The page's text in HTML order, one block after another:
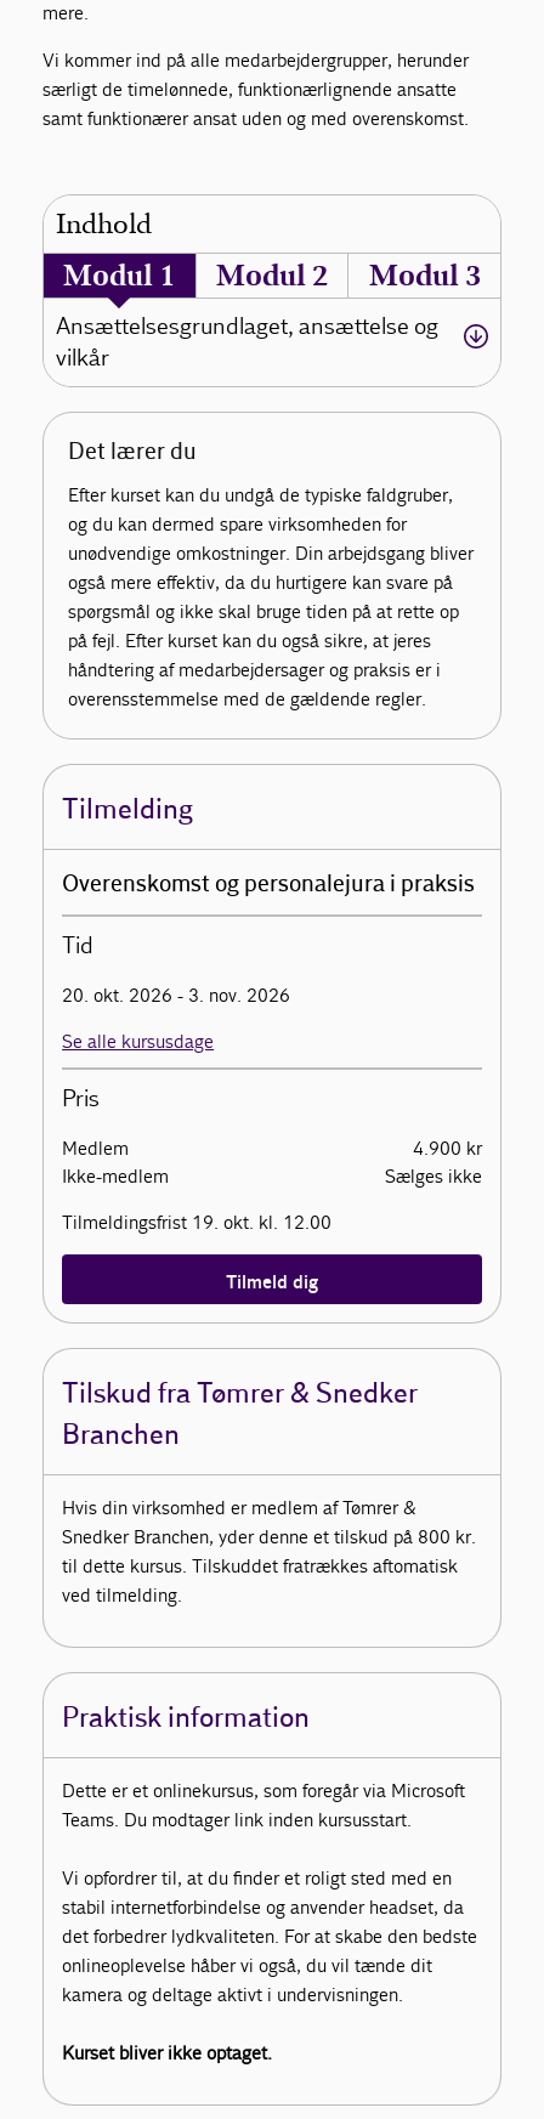
mere.
Vi kommer ind på alle medarbejdergrupper, herunder
særligt de timelønnede, funktionærlignende ansatte
samt funktionærer ansat uden og med overenskomst.
Indhold
Modul 1 Modul 2 Modul 3
Ansættelsesgrundlaget, ansættelse og
vilkår
Det lærer du
Efter kurset kan du undgå de typiske faldgruber,
og du kan dermed spare virksomheden for
unødvendige omkostninger. Din arbejdsgang bliver
også mere effektiv, da du hurtigere kan svare på
spørgsmål og ikke skal bruge tiden på at rette op
på fejl. Efter kurset kan du også sikre, at jeres
håndtering af medarbejdersager og praksis er i
overensstemmelse med de gældende regler.
Tilmelding
Overenskomst og personalejura i praksis
Tid
20. okt. 2026 - 3. nov. 2026
Se alle kursusdage
Pris
Medlem
4.900 kr
Ikke-medlem
Sælges ikke
Tilmeldingsfrist 19. okt. kl. 12.00
Tilmeld dig
Tilskud fra Tømrer & Snedker
Branchen
Hvis din virksomhed er medlem af Tømrer &
Snedker Branchen, yder denne et tilskud på 800 kr.
til dette kursus. Tilskuddet fratrækkes aftomatisk
ved tilmelding.
Praktisk information
Dette er et onlinekursus, som foregår via Microsoft
Teams. Du modtager link inden kursusstart.
Vi opfordrer til, at du finder et roligt sted med en
stabil internetforbindelse og anvender headset, da
det forbedrer lydkvaliteten. For at skabe den bedste
onlineoplevelse håber vi også, du vil tænde dit
kamera og deltage aktivt i undervisningen.
Kurset bliver ikke optaget.